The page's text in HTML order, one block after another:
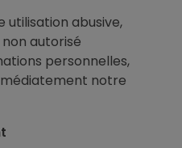
utilisation abusive,
autorisé
personnelles,
notre